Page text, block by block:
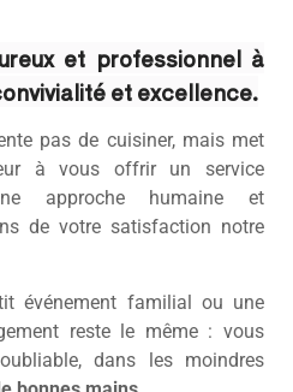
et professionnel à
et excellence.
pas de cuisiner, mais met
à vous offrir un service
approche humaine et
de votre satisfaction notre
événement familial ou une
reste le même : vous
dans les moindres